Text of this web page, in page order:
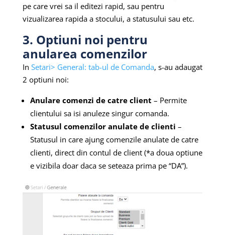
pe care vrei sa il editezi rapid, sau pentru
vizualizarea rapida a stocului, a statusului sau etc.
3. Optiuni noi pentru
anularea comenzilor
In Setari> General: tab-ul de Comanda, s-au adaugat
2 optiuni noi:
Anulare comenzi de catre client – Permite
clientului sa isi anuleze singur comanda.
Statusul comenzilor anulate de clienti –
Statusul in care ajung comenzile anulate de catre
clienti, direct din contul de client (*a doua optiune
e vizibila doar daca se seteaza prima pe “DA”).